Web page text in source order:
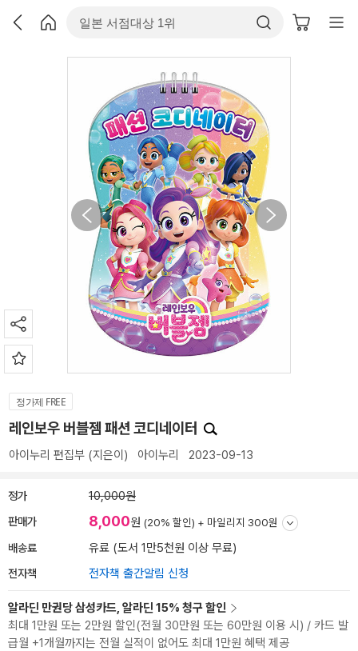
정가제 FREE
레인보우 버블젬 패션 코디네이터
아이누리 편집부 (지은이) 아이누리 2023-09-13
정가 10,000원
판매가 8,000원 (20% 할인) + 마일리지 300원
배송료 유료 (도서 1만5천원 이상 무료)
전자책 전자책 출간알림 신청
알라딘 만권당 삼성카드, 알라딘 15% 청구 할인
최대 1만원 또는 2만원 할인(전월 30만원 또는 60만원 이용 시) / 카드 발
급월 +1개월까지는 전월 실적이 없어도 최대 1만원 혜택 제공